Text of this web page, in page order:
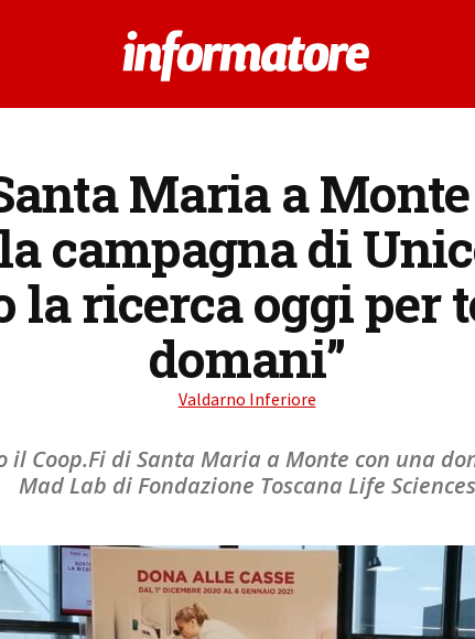
Maria a
campagna di
la ricerca oggi
domani”
Valdarno Inferiore
Coop.Fi di Santa Maria a Monte con una
Mad Lab di Fondazione Toscana Life Sciences